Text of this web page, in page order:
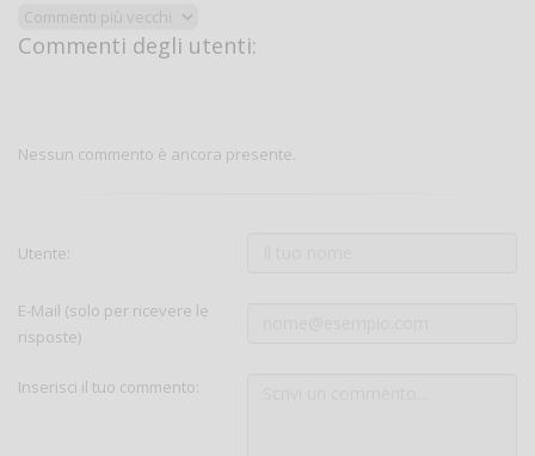
Commenti degli utenti:
Nessun commento è ancora presente.
Utente:
E-Mail (solo per ricevere le
risposte)
Inserisci il tuo commento: